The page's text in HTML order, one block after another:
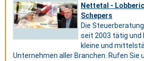
Nettetal -
Schepers
Die
seit 2003 tätig und
kleine und
Unternehmen aller Branchen. Rufen Sie